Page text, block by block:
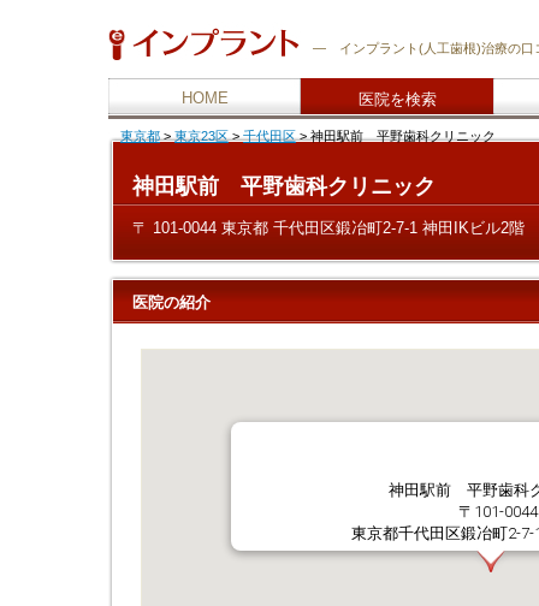
― インプラント(人工歯根)治療の
HOME 医院を検索
東京都> 東京23区> 千代田区>神田駅前 平野歯科クリニック
神田駅前 平野歯科クリニック
〒 101-0044 東京都 千代田区鍛冶町2-7-1 神田IKビル2階
医院の紹介
神田駅前 平野歯科
〒101-0044
東京都千代田区鍛冶町2-7-